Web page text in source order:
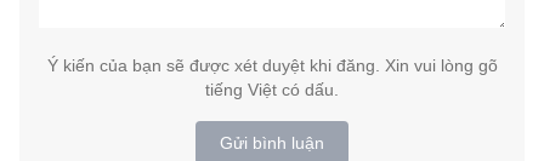
Ý kiến của bạn sẽ được xét duyệt khi đăng. Xin vui lòng gõ
tiếng Việt có dấu.
Gửi bình luận